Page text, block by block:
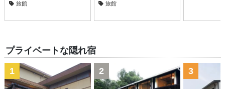
旅館
旅館
プライベートな隠れ宿
1 2 3